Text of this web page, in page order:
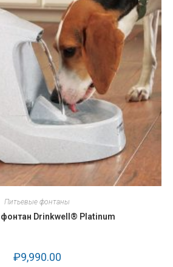
Питьевые фонтаны
фонтан Drinkwell® Platinum
₽9,990.00